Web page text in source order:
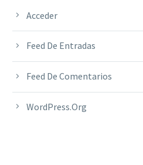
Acceder
Feed De Entradas
Feed De Comentarios
WordPress.org